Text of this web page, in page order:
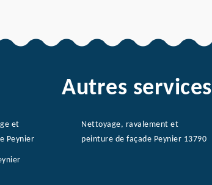
Autres services
et
Peynier
Nettoyage, ravalement et
peinture de façade Peynier 13790